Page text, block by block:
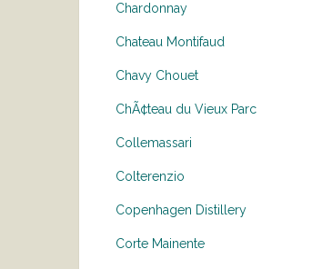
Chardonnay
Chateau Montifaud
Chavy Chouet
ChÃ¢teau du Vieux Parc
Collemassari
Colterenzio
Copenhagen Distillery
Corte Mainente